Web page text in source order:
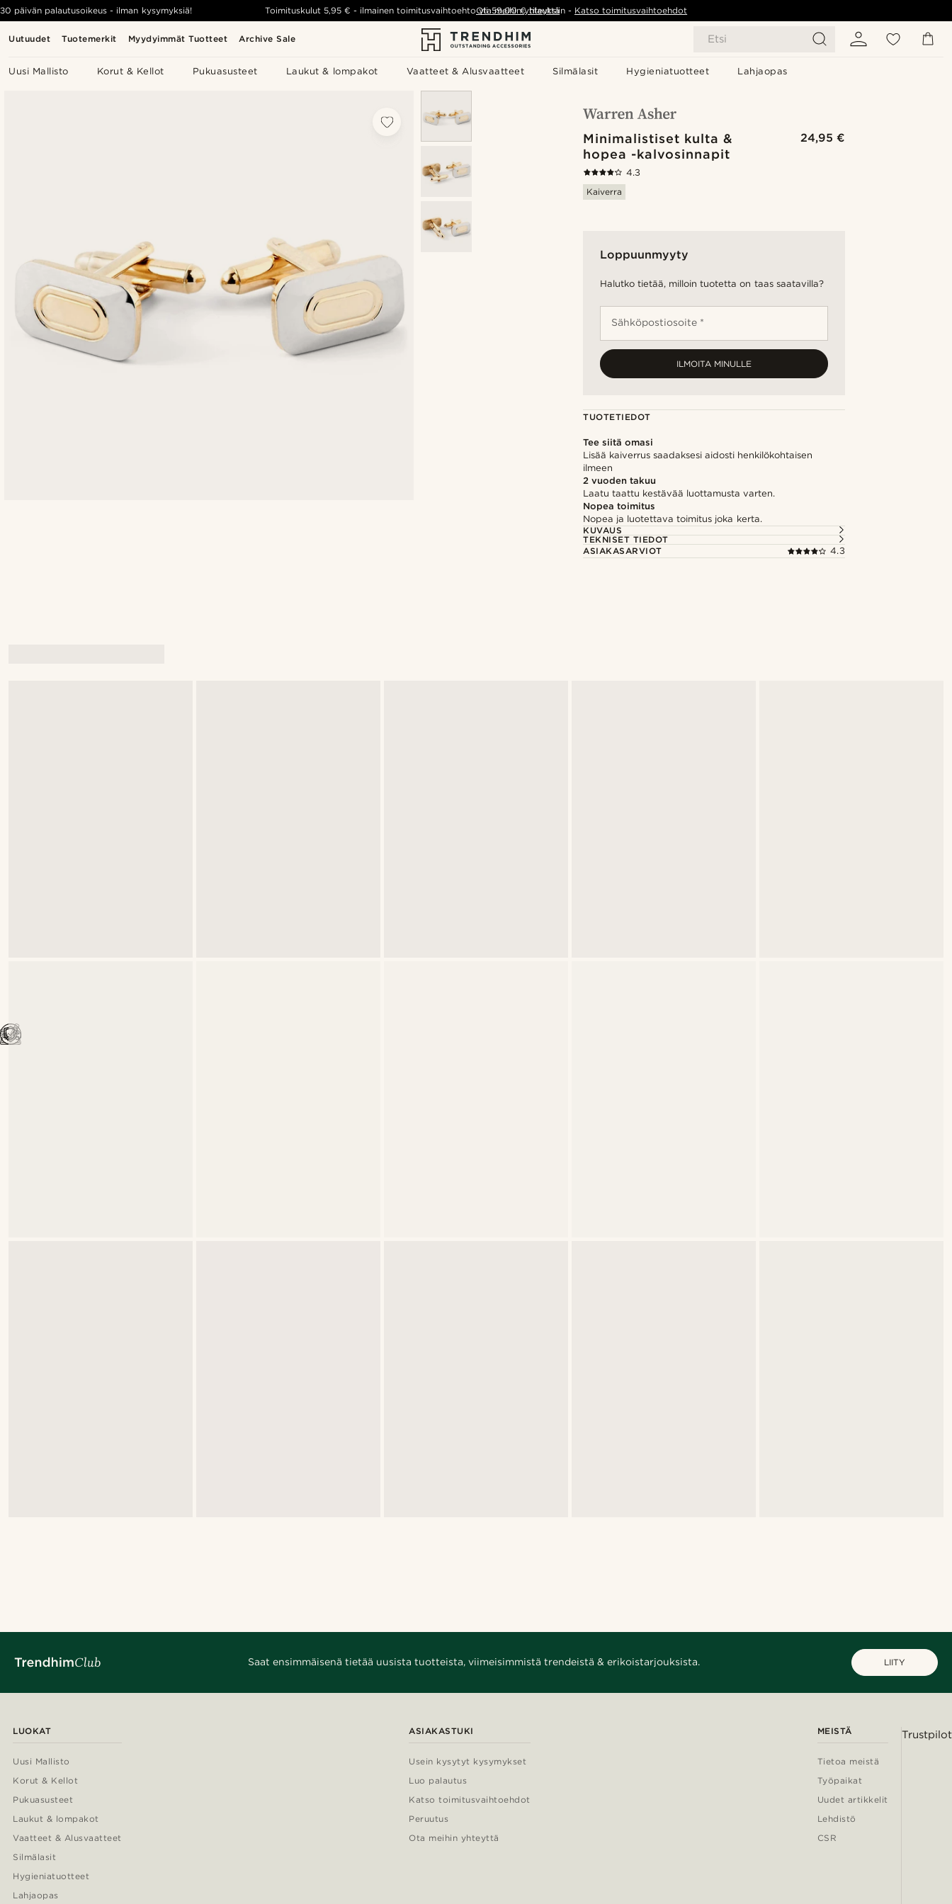
Uutuudet Tuotemerkit Myydyimmät Tuotteet Archive Sale Etsi
Uusi Mallisto Korut & Kellot Pukuasusteet Laukut & lompakot Vaatteet & Alusvaatteet Silmälasit Hygieniatuotteet Lahjaopas
30 päivän palautusoikeus - ilman kysymyksiä! Toimituskulut 5,95 € - ilmainen toimitusvaihtoehto yli 59,00 €tilauksiin - Katso toimitusvaihtoehdot
Ota meihin yhteyttä
Minimalistiset kulta &
hopea -kalvosinnapit
24,95 €
4.3
Kaiverra
Loppuunmyyty
Halutko tietää, milloin tuotetta on taas saatavilla?
Sähköpostiosoite *
ILMOITA MINULLE
TUOTETIEDOT
Tee siitä omasi
Lisää kaiverrus saadaksesi aidosti henkilökohtaisen
ilmeen
2 vuoden takuu
Laatu taattu kestävää luottamusta varten.
Nopea toimitus
Nopea ja luotettava toimitus joka kerta.
KUVAUS
TEKNISET TIEDOT
ASIAKASARVIOT
4.3
Saat ensimmäisenä tietää uusista tuotteista, viimeisimmistä trendeistä & erikoistarjouksista. LIITY
LUOKAT
Uusi Mallisto
Korut & Kellot
Pukuasusteet
Laukut & lompakot
Vaatteet & Alusvaatteet
Silmälasit
Hygieniatuotteet
Lahjaopas
ASIAKASTUKI
Usein kysytyt kysymykset
Luo palautus
Katso toimitusvaihtoehdot
Peruutus
Ota meihin yhteyttä
MEISTÄ
Tietoa meistä
Työpaikat
Uudet artikkelit
Lehdistö
CSR
Trustpilot